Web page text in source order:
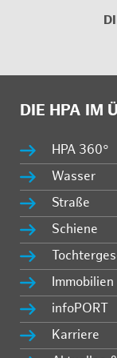
DIE HPA IM
HPA 360°
Wasser
Straße
Schiene
Immobilien
infoPORT
Karriere